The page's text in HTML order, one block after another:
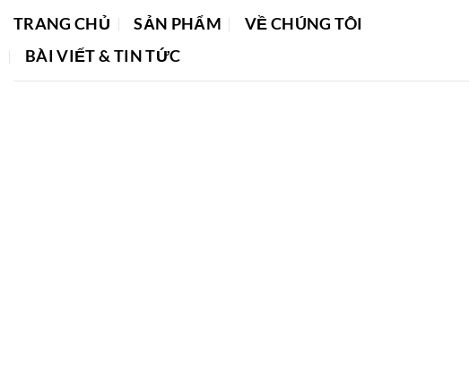
qua
nội
dung
TRANG CHỦ SẢN PHẨM
VỀ CHÚNG TÔI
BÀI VIẾT & TIN TỨC